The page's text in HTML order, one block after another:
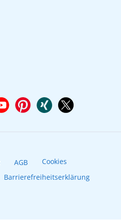
AGB
Cookies
Barrierefreiheitserklärung